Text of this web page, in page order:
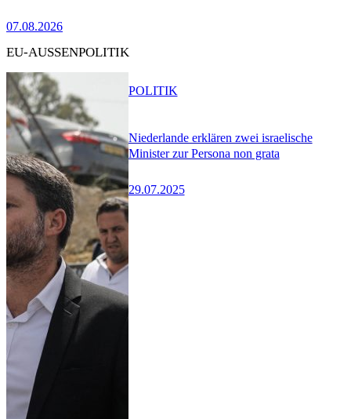
07.08.2026
EU-AUSSENPOLITIK
Niederlande erklären zwei israelische
Minister zur Persona non grata
29.07.2025
POLITIK